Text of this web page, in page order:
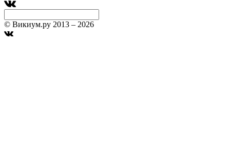
© Викиум.ру 2013 – 2026